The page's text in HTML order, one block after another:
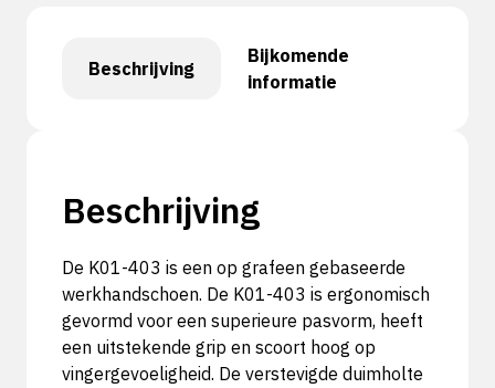
Beschrijving
Bijkomende
informatie
Beschrijving
De K01-403 is een op grafeen gebaseerde
werkhandschoen. De K01-403 is ergonomisch
gevormd voor een superieure pasvorm, heeft
een uitstekende grip en scoort hoog op
vingergevoeligheid. De verstevigde duimholte